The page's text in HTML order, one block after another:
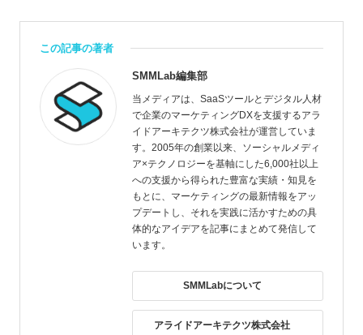
この記事の著者
SMMLab編集部
当メディアは、SaaSツールとデジタル人材
で企業のマーケティングDXを支援するアラ
イドアーキテクツ株式会社が運営していま
す。2005年の創業以来、ソーシャルメディ
ア×テクノロジーを基軸にした6,000社以上
への支援から得られた豊富な実績・知見を
もとに、マーケティングの最新情報をアッ
プデートし、それを実践に活かすための具
体的なアイデアを記事にまとめて発信して
います。
SMMLabについて
アライドアーキテクツ株式会社